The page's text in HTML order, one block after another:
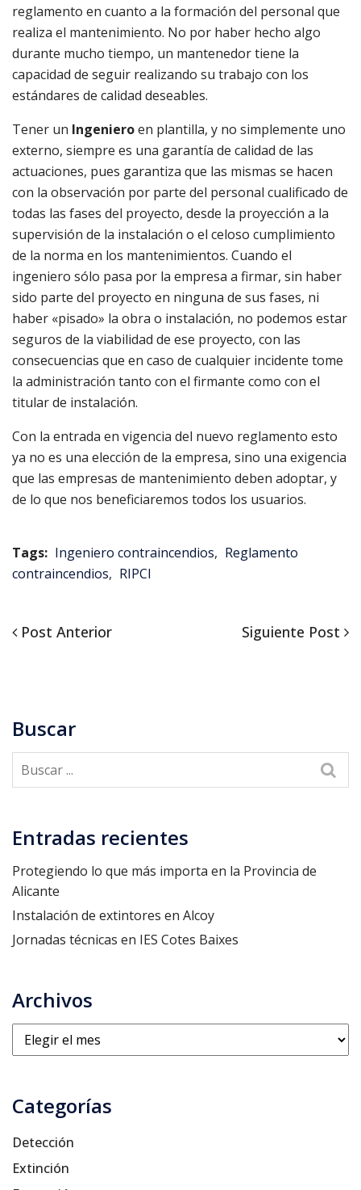
reglamento en cuanto a la formación del personal que
realiza el mantenimiento. No por haber hecho algo
durante mucho tiempo, un mantenedor tiene la
capacidad de seguir realizando su trabajo con los
estándares de calidad deseables.
Tener un Ingenieroen plantilla, y no simplemente uno
externo, siempre es una garantía de calidad de las
actuaciones, pues garantiza que las mismas se hacen
con la observación por parte del personal cualificado de
todas las fases del proyecto, desde la proyección a la
supervisión de la instalación o el celoso cumplimiento
de la norma en los mantenimientos. Cuando el
ingeniero sólo pasa por la empresa a firmar, sin haber
sido parte del proyecto en ninguna de sus fases, ni
haber «pisado» la obra o instalación, no podemos estar
seguros de la viabilidad de ese proyecto, con las
consecuencias que en caso de cualquier incidente tome
la administración tanto con el firmante como con el
titular de instalación.
Con la entrada en vigencia del nuevo reglamento esto
ya no es una elección de la empresa, sino una exigencia
que las empresas de mantenimiento deben adoptar, y
de lo que nos beneficiaremos todos los usuarios.
Tags: Ingeniero contraincendios, Reglamento
contraincendios, RIPCI
Navegación
Post
Post Anterior
Siguiente
Siguiente Post
Buscar
Entradas recientes
Protegiendo lo que más importa en la Provincia de
Alicante
Instalación de extintores en Alcoy
Jornadas técnicas en IES Cotes Baixes
Archivos
Archivos
Categorías
Detección
Extinción